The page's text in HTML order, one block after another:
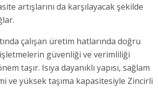
artışlarını da karşılayacak şekilde
çalışan üretim hatlarında doğru
güvenliği ve verimliliği
taşır. Isıya dayanıklı yapısı, sağlam
ve yüksek taşıma kapasitesiyle Zincirli